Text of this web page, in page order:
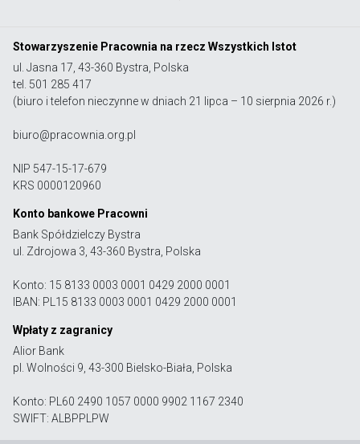
Stowarzyszenie Pracownia na rzecz Wszystkich Istot
ul. Jasna 17, 43-360 Bystra, Polska
tel. 501 285 417
(biuro i telefon nieczynne w dniach 21 lipca – 10 sierpnia 2026 r.)
biuro@pracownia.org.pl
NIP 547-15-17-679
KRS 0000120960
Konto bankowe Pracowni
Bank Spółdzielczy Bystra
ul. Zdrojowa 3, 43-360 Bystra, Polska
Konto: 15 8133 0003 0001 0429 2000 0001
IBAN: PL15 8133 0003 0001 0429 2000 0001
Wpłaty z zagranicy
Alior Bank
pl. Wolności 9, 43-300 Bielsko-Biała, Polska
Konto: PL60 2490 1057 0000 9902 1167 2340
SWIFT: ALBPPLPW